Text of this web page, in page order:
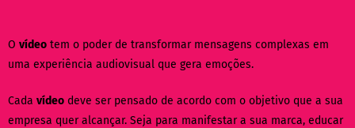
O vídeo tem o poder de transformar mensagens complexas em
uma experiência audiovisual que gera emoções.
Cada vídeo deve ser pensado de acordo com o objetivo que a sua
empresa quer alcançar. Seja para manifestar a sua marca, educar